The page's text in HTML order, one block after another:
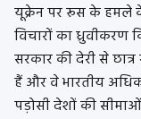
यूक्रेन पर रूस के हमले
विचारों का ध्रुवीकरण
सरकार की देरी से
हैं और वे भारतीय
पड़ोसी देशों की